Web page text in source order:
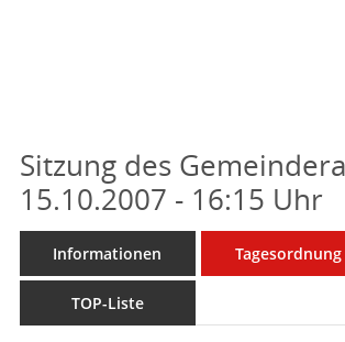
Sitzung des
15.10.2007 - 16:15 Uhr
Informationen Tagesordnung
TOP-Liste